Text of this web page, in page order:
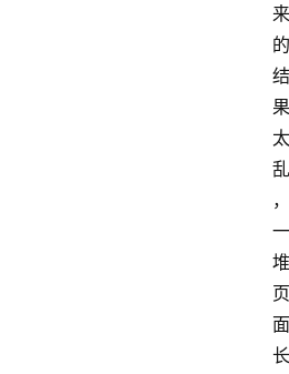
来
的
结
果
太
乱
，
一
堆
页
面
长